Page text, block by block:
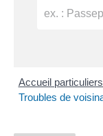
Accueil particuliers
Troubles de